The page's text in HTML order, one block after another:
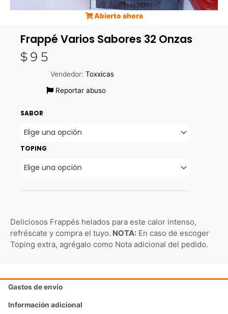
Abierto ahora
Frappé Varios Sabores 32 Onzas
$95
Vendedor: Toxxicas
Reportar abuso
SABOR
TOPING
Deliciosos Frappés helados para este calor intenso,
refréscate y compra el tuyo. NOTA: En caso de escoger
Toping extra, agrégalo como Nota adicional del pedido.
Gastos de envío
Información adicional